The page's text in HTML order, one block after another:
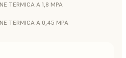
TERMICA A 1,8 MPA
TERMICA A 0,45 MPA